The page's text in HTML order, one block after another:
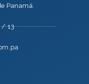
Panamá.
/ 13